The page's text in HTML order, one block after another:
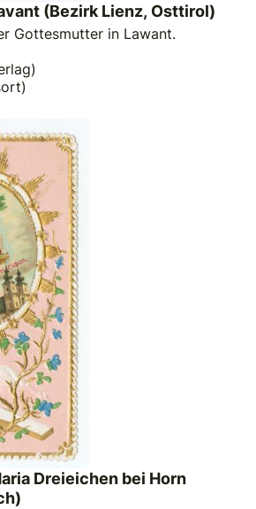
(Bezirk Lienz, Osttirol)
Gottesmutter in Lawant.
Dreieichen bei Horn